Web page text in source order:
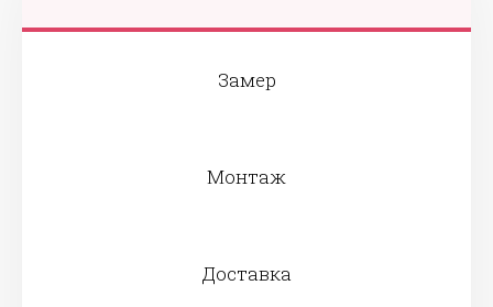
Замер
Монтаж
Доставка